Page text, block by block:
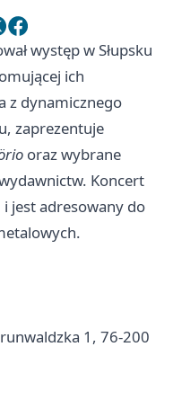
występ w Słupsku
ich
z dynamicznego
zaprezentuje
oraz wybrane
Koncert
jest adresowany do
1, 76-200